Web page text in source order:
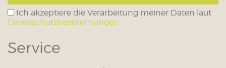
Ich akzeptiere die Verarbeitung meiner Daten laut
Datenschutzbestimmungen
Service